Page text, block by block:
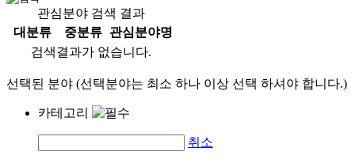
관심분야 검색 결과
대분류
중분류
관심분야명
검색결과가 없습니다.
선택된 분야 (선택분야는 최소 하나 이상 선택 하셔야 합니다.)
카테고리
취소